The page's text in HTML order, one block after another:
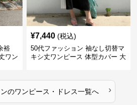
裕
ワン
¥7,440 (税込)
50代ファッション 袖なし切替マ
キシ丈ワンピース 体型カバー 大
のワンピース・ドレス一覧へ ›